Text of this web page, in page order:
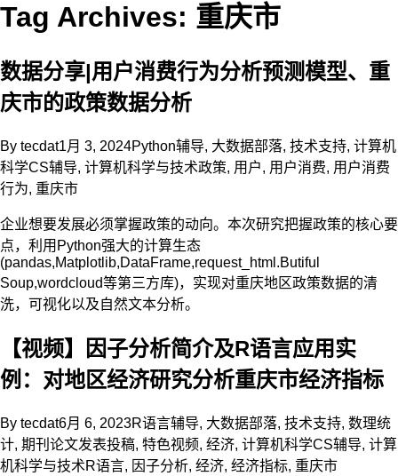
Tag Archives: 重庆市
数据分享|用户消费行为分析预测模型、重
庆市的政策数据分析
By tecdat1月 3, 2024Python辅导, 大数据部落, 技术支持, 计算机
科学CS辅导, 计算机科学与技术政策, 用户, 用户消费, 用户消费
行为, 重庆市
企业想要发展必须掌握政策的动向。本次研究把握政策的核心要
点，利用Python强大的计算生态
(pandas,Matplotlib,DataFrame,request_html.Butiful
Soup,wordcloud等第三方库)，实现对重庆地区政策数据的清
洗，可视化以及自然文本分析。
【视频】因子分析简介及R语言应用实
例：对地区经济研究分析重庆市经济指标
By tecdat6月 6, 2023R语言辅导, 大数据部落, 技术支持, 数理统
计, 期刊论文发表投稿, 特色视频, 经济, 计算机科学CS辅导, 计算
机科学与技术R语言, 因子分析, 经济, 经济指标, 重庆市